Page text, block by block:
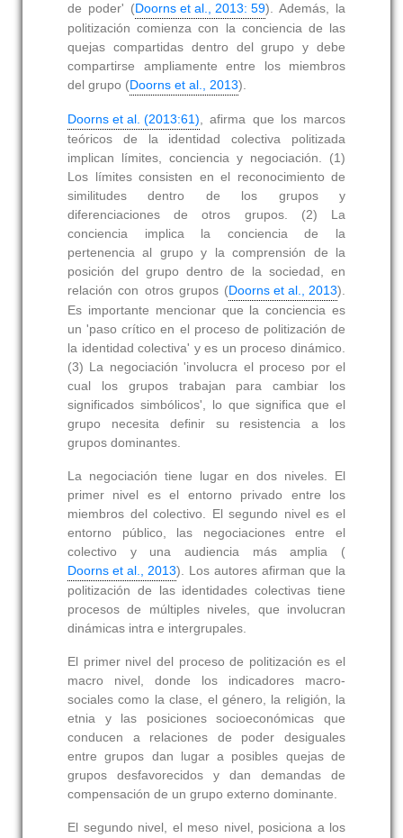
de poder' (Doorns et al., 2013: 59). Además, la
politización comienza con la conciencia de las
quejas compartidas dentro del grupo y debe
compartirse ampliamente entre los miembros
del grupo (Doorns et al., 2013).
Doorns et al. (2013:61) , afirma que los marcos
teóricos de la identidad colectiva politizada
implican límites, conciencia y negociación. (1)
Los límites consisten en el reconocimiento de
similitudes dentro de los grupos y
diferenciaciones de otros grupos. (2) La
conciencia implica la conciencia de la
pertenencia al grupo y la comprensión de la
posición del grupo dentro de la sociedad, en
relación con otros grupos (Doorns et al., 2013).
Es importante mencionar que la conciencia es
un 'paso crítico en el proceso de politización de
la identidad colectiva' y es un proceso dinámico.
(3) La negociación 'involucra el proceso por el
cual los grupos trabajan para cambiar los
significados simbólicos', lo que significa que el
grupo necesita definir su resistencia a los
grupos dominantes.
La negociación tiene lugar en dos niveles. El
primer nivel es el entorno privado entre los
miembros del colectivo. El segundo nivel es el
entorno público, las negociaciones entre el
colectivo y una audiencia más amplia (
Doorns et al., 2013). Los autores afirman que la
politización de las identidades colectivas tiene
procesos de múltiples niveles, que involucran
dinámicas intra e intergrupales.
El primer nivel del proceso de politización es el
macro nivel, donde los indicadores macro-
sociales como la clase, el género, la religión, la
etnia y las posiciones socioeconómicas que
conducen a relaciones de poder desiguales
entre grupos dan lugar a posibles quejas de
grupos desfavorecidos y dan demandas de
compensación de un grupo externo dominante.
El segundo nivel, el meso nivel, posiciona a los